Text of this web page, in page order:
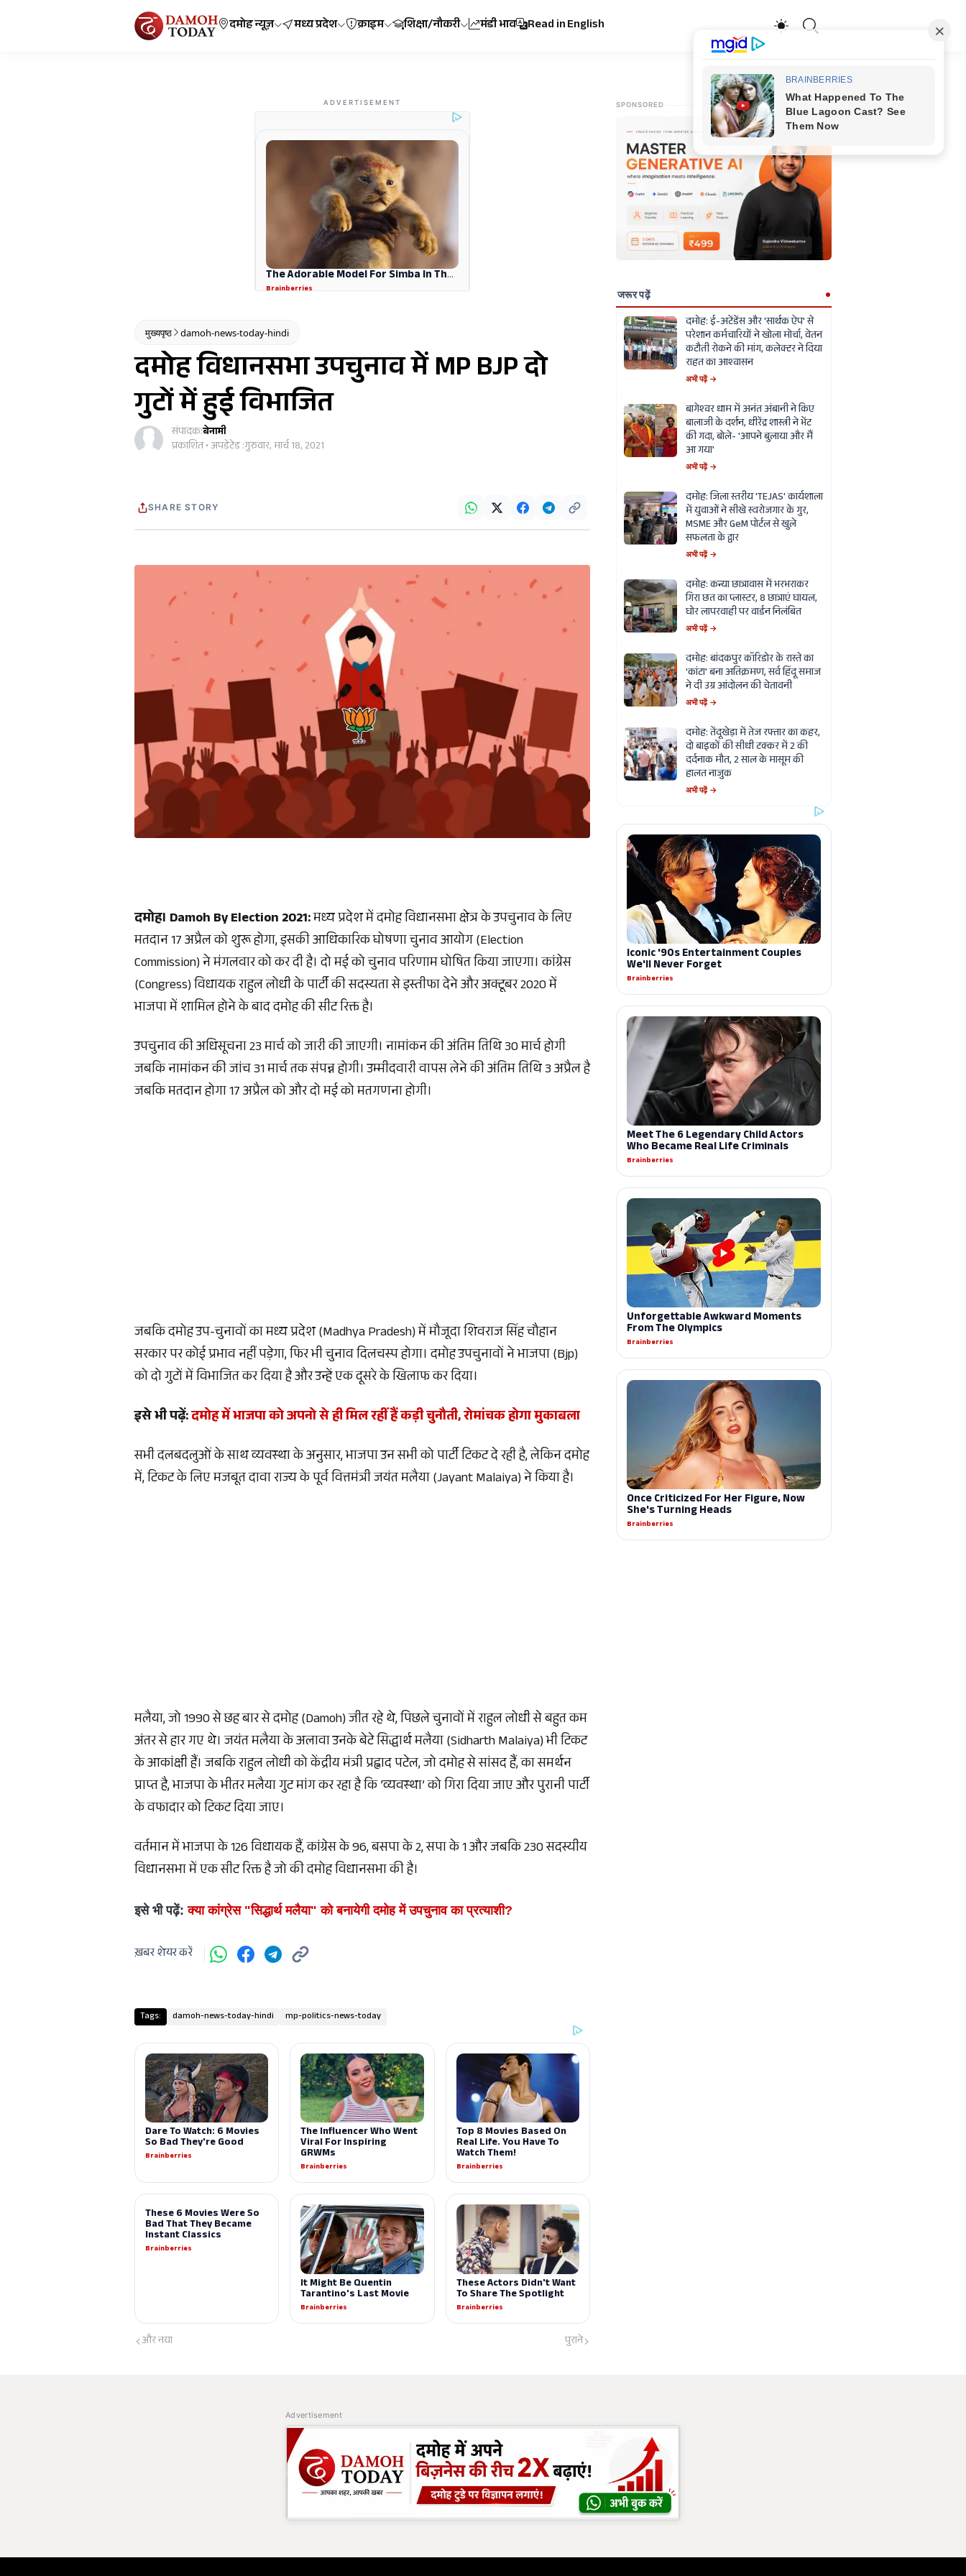
दमोह न्यूज़ मध्य प्रदेश क्राइम शिक्षा/नौकरी मंडी भाव Read in English
ADVERTISEMENT
मुख्यपृष्ठ damoh-news-today-hindi
दमोह विधानसभा उपचुनाव में MP BJP दो
गुटों में हुई विभाजित
संपादक:बेनामी
प्रकाशित • अपडेटेड :गुरुवार, मार्च 18, 2021
SHARE STORY
दमोह। Damoh By Election 2021:मध्य प्रदेश में दमोह विधानसभा क्षेत्र के उपचुनाव के लिए
मतदान 17 अप्रैल को शुरू होगा, इसकी आधिकारिक घोषणा चुनाव आयोग (Election
Commission) ने मंगलवार को कर दी है। दो मई को चुनाव परिणाम घोषित किया जाएगा। कांग्रेस
(Congress) विधायक राहुल लोधी के पार्टी की सदस्यता से इस्तीफा देने और अक्टूबर 2020 में
भाजपा में शामिल होने के बाद दमोह की सीट रिक्त है।
उपचुनाव की अधिसूचना 23 मार्च को जारी की जाएगी। नामांकन की अंतिम तिथि 30 मार्च होगी
जबकि नामांकन की जांच 31 मार्च तक संपन्न होगी। उम्मीदवारी वापस लेने की अंतिम तिथि 3 अप्रैल है
जबकि मतदान होगा 17 अप्रैल को और दो मई को मतगणना होगी।
जबकि दमोह उप-चुनावों का मध्य प्रदेश (Madhya Pradesh) में मौजूदा शिवराज सिंह चौहान
सरकार पर कोई प्रभाव नहीं पड़ेगा, फिर भी चुनाव दिलचस्प होगा। दमोह उपचुनावों ने भाजपा (Bjp)
को दो गुटों में विभाजित कर दिया है और उन्हें एक दूसरे के खिलाफ कर दिया।
इसे भी पढ़ें:दमोह में भाजपा को अपनो से ही मिल रहीं हैं कड़ी चुनौती, रोमांचक होगा मुकाबला
सभी दलबदलुओं के साथ व्यवस्था के अनुसार, भाजपा उन सभी को पार्टी टिकट दे रही है, लेकिन दमोह
में, टिकट के लिए मजबूत दावा राज्य के पूर्व वित्तमंत्री जयंत मलैया (Jayant Malaiya) ने किया है।
मलैया, जो 1990 से छह बार से दमोह (Damoh) जीत रहे थे, पिछले चुनावों में राहुल लोधी से बहुत कम
अंतर से हार गए थे। जयंत मलैया के अलावा उनके बेटे सिद्धार्थ मलैया (Sidharth Malaiya) भी टिकट
के आकांक्षी हैं। जबकि राहुल लोधी को केंद्रीय मंत्री प्रह्लाद पटेल, जो दमोह से सांसद हैं, का समर्थन
प्राप्त है, भाजपा के भीतर मलैया गुट मांग कर रहा है कि ’व्यवस्था’ को गिरा दिया जाए और पुरानी पार्टी
के वफादार को टिकट दिया जाए।
वर्तमान में भाजपा के 126 विधायक हैं, कांग्रेस के 96, बसपा के 2, सपा के 1 और जबकि 230 सदस्यीय
विधानसभा में एक सीट रिक्त है जो की दमोह विधानसभा की है।
इसे भी पढ़ें: क्या कांग्रेस "सिद्धार्थ मलैया" को बनायेगी दमोह में उपचुनाव का प्रत्याशी?
ख़बर शेयर करें
Tags: damoh-news-today-hindi mp-politics-news-today
और नया पुराने
SPONSORED
जरूर पढ़ें
दमोह: ई-अटेंडेंस और 'सार्थक ऐप' से
परेशान कर्मचारियों ने खोला मोर्चा, वेतन
कटौती रोकने की मांग, कलेक्टर ने दिया
राहत का आश्वासन
अभी पढ़ें →
बागेश्वर धाम में अनंत अंबानी ने किए
बालाजी के दर्शन, धीरेंद्र शास्त्री ने भेंट
की गदा, बोले- 'आपने बुलाया और मैं
आ गया'
अभी पढ़ें →
दमोह: जिला स्तरीय 'TEJAS' कार्यशाला
में युवाओं ने सीखे स्वरोजगार के गुर,
MSME और GeM पोर्टल से खुले
सफलता के द्वार
अभी पढ़ें →
दमोह: कन्या छात्रावास में भरभराकर
गिरा छत का प्लास्टर, 8 छात्राएं घायल,
घोर लापरवाही पर वार्डन निलंबित
अभी पढ़ें →
दमोह: बांदकपुर कॉरिडोर के रास्ते का
'कांटा' बना अतिक्रमण, सर्व हिंदू समाज
ने दी उग्र आंदोलन की चेतावनी
अभी पढ़ें →
दमोह: तेंदूखेड़ा में तेज रफ्तार का कहर,
दो बाइकों की सीधी टक्कर में 2 की
दर्दनाक मौत, 2 साल के मासूम की
हालत नाजुक
अभी पढ़ें →
Advertisement